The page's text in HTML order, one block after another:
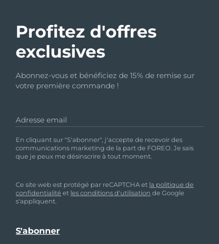
Profitez d'offres
exclusives
Abonnez-vous et bénéficiez de 15% de remise sur
votre première commande !
Adresse email
En cliquant sur "S'abonner", j'accepte de recevoir des
communications marketing de la part de FOREO. Je sais
que je peux me désinscrire à tout moment.
Ce site web est protégé par reCAPTCHA et la politique de
confidentialité et les conditions d'utilisation de Google
s'appliquent.